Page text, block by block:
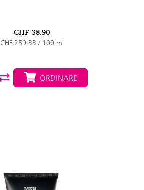
CHF 38.90
CHF 259.33 / 100 ml
ORDINARE